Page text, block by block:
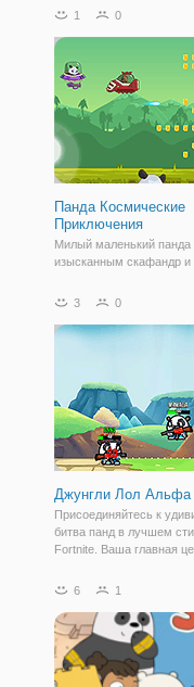
деле еще более
побеждать в нем. Так что
приходите и покажите
ходы. Помогите трем
1 0
Панда Космические
Приключения
Милый маленький панда
изысканным скафандр и
корабль. Много
наш маленький панда.
3 0
Джунгли Лол Альфа
Присоединяйтесь к
битва панд в лучшем
Fortnite. Ваша главная
выжить так долго, как
вооруженных животных
6 1